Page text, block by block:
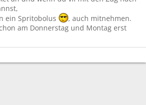
ein Spritobolus
, auch mitnehmen.
am Donnerstag und Montag erst